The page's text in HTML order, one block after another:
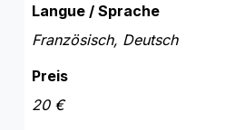
Langue / Sprache
Französisch, Deutsch
Preis
20 €